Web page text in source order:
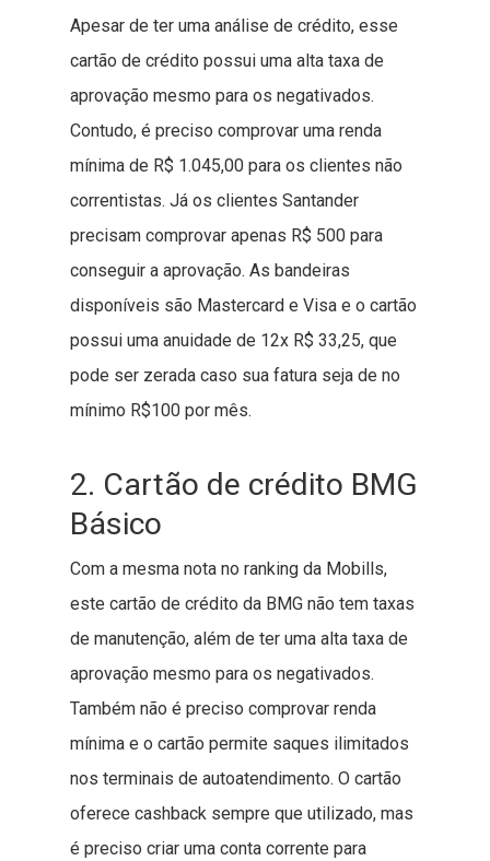
Apesar de ter uma análise de crédito, esse
cartão de crédito possui uma alta taxa de
aprovação mesmo para os negativados.
Contudo, é preciso comprovar uma renda
mínima de R$ 1.045,00 para os clientes não
correntistas. Já os clientes Santander
precisam comprovar apenas R$ 500 para
conseguir a aprovação. As bandeiras
disponíveis são Mastercard e Visa e o cartão
possui uma anuidade de 12x R$ 33,25, que
pode ser zerada caso sua fatura seja de no
mínimo R$100 por mês.
2. Cartão de crédito BMG
Básico
Com a mesma nota no ranking da Mobills,
este cartão de crédito da BMG não tem taxas
de manutenção, além de ter uma alta taxa de
aprovação mesmo para os negativados.
Também não é preciso comprovar renda
mínima e o cartão permite saques ilimitados
nos terminais de autoatendimento. O cartão
oferece cashback sempre que utilizado, mas
é preciso criar uma conta corrente para